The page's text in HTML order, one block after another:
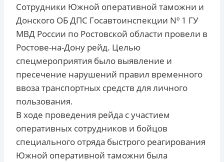
Сотрудники Южной оперативной таможни и
Донского ОБ ДПС Госавтоинспекции Nº 1 ГУ
МВД России по Ростовской области провели в
Ростове-на-Дону рейд. Целью
спецмероприятия было выявление и
пресечение нарушений правил временного
ввоза транспортных средств для личного
пользования.
В ходе проведения рейда с участием
оперативных сотрудников и бойцов
специального отряда быстрого реагирования
Южной оперативной таможни была